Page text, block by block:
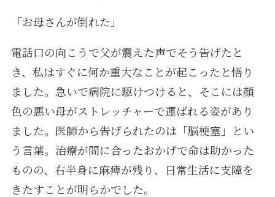
「お母さんが倒れた」
電話口の向こうで父が震えた声でそう告げたと
き、私はすぐに何か重大なことが起こったと悟り
ました。急いで病院に駆けつけると、そこには顔
色の悪い母がストレッチャーで運ばれる姿があり
ました。医師から告げられたのは「脳梗塞」とい
う言葉。治療が間に合ったおかげで命は助かった
ものの、右半身に麻痺が残り、日常生活に支障を
きたすことが明らかでした。